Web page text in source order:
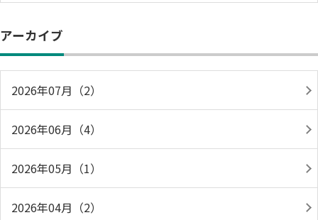
アーカイブ
2026年07月（2）
2026年06月（4）
2026年05月（1）
2026年04月（2）